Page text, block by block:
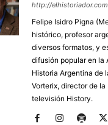
http://
Felipe Isidro Pigna
histórico, profesor
diversos formatos, y
difusión popular en la
Historia Argentina de
Vorterix, director de
televisión History.